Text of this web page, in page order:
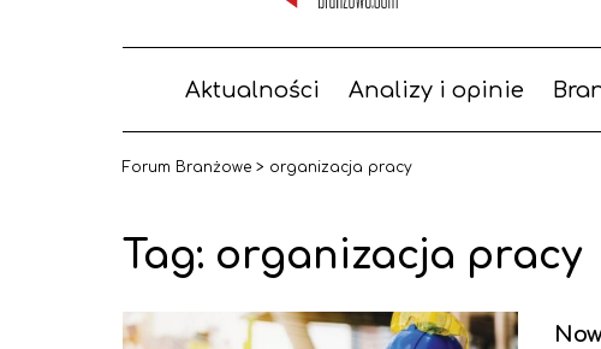
Aktualności Analizy i opinie
Forum Branżowe > organizacja pracy
Tag: organizacja pracy